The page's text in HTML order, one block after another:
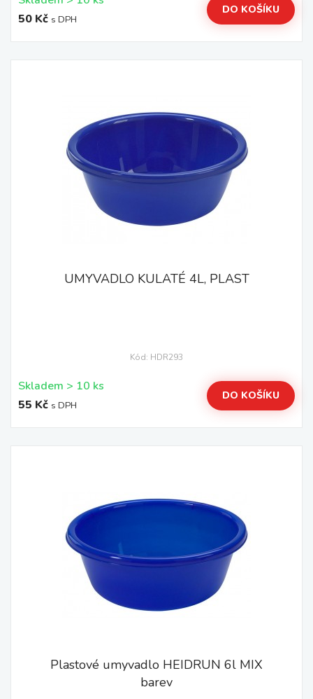
50 Kč s DPH
DO KOŠÍKU
UMYVADLO KULATÉ 4L, PLAST
Kód: HDR293
Skladem > 10 ks
55 Kč s DPH
DO KOŠÍKU
Plastové umyvadlo HEIDRUN 6l MIX
barev